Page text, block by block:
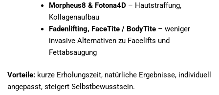
Morpheus8 & Fotona4D – Hautstraffung,
Kollagenaufbau
Fadenlifting, FaceTite / BodyTite – weniger
invasive Alternativen zu Facelifts und
Fettabsaugung
Vorteile: kurze Erholungszeit, natürliche Ergebnisse, individuell
angepasst, steigert Selbstbewusstsein.